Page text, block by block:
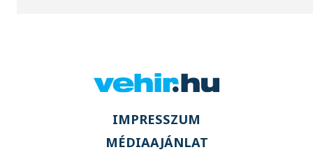
IMPRESSZUM
MÉDIAAJÁNLAT